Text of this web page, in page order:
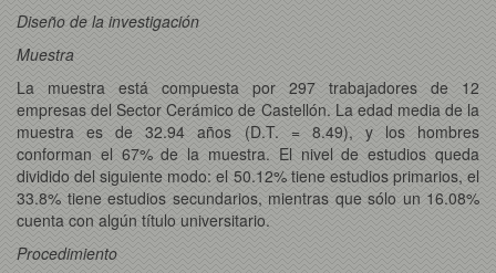
Diseño de la investigación
Muestra
La muestra está compuesta por 297 trabajadores de 12
empresas del Sector Cerámico de Castellón. La edad media de la
muestra es de 32.94 años (D.T. = 8.49), y los hombres
conforman el 67% de la muestra. El nivel de estudios queda
dividido del siguiente modo: el 50.12% tiene estudios primarios, el
33.8% tiene estudios secundarios, mientras que sólo un 16.08%
cuenta con algún título universitario.
Procedimiento